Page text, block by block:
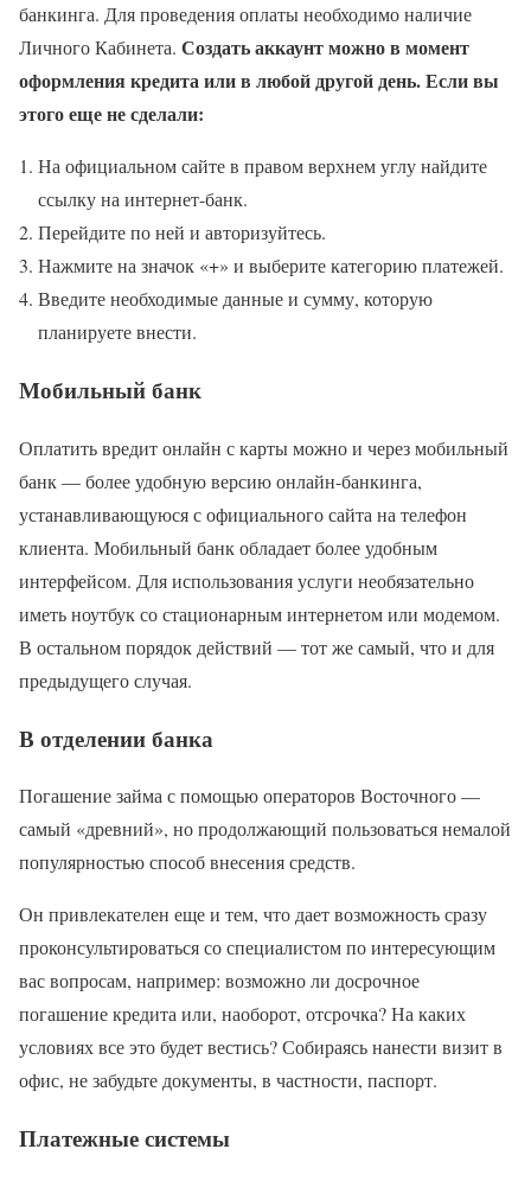
банкинга. Для проведения оплаты необходимо наличие
Личного Кабинета. Создать аккаунт можно в момент
оформления кредита или в любой другой день. Если вы
этого еще не сделали:
На официальном сайте в правом верхнем углу найдите
ссылку на интернет-банк.
Перейдите по ней и авторизуйтесь.
Нажмите на значок «+» и выберите категорию платежей.
Введите необходимые данные и сумму, которую
планируете внести.
Мобильный банк
Оплатить вредит онлайн с карты можно и через мобильный
банк — более удобную версию онлайн-банкинга,
устанавливающуюся с официального сайта на телефон
клиента. Мобильный банк обладает более удобным
интерфейсом. Для использования услуги необязательно
иметь ноутбук со стационарным интернетом или модемом.
В остальном порядок действий — тот же самый, что и для
предыдущего случая.
В отделении банка
Погашение займа с помощью операторов Восточного —
самый «древний», но продолжающий пользоваться немалой
популярностью способ внесения средств.
Он привлекателен еще и тем, что дает возможность сразу
проконсультироваться со специалистом по интересующим
вас вопросам, например: возможно ли досрочное
погашение кредита или, наоборот, отсрочка? На каких
условиях все это будет вестись? Собираясь нанести визит в
офис, не забудьте документы, в частности, паспорт.
Платежные системы